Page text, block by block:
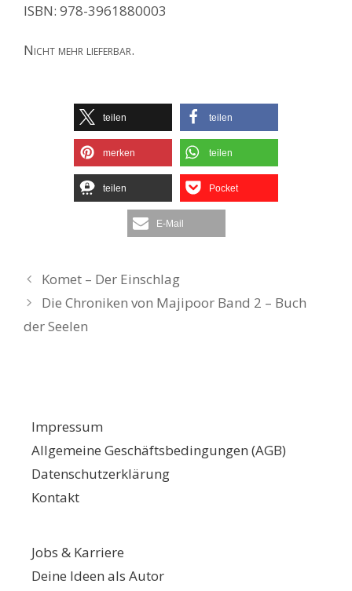
ISBN: 978-3961880003
Nicht mehr lieferbar.
teilen teilen
merken teilen
teilen Pocket
E-Mail
Komet – Der Einschlag
Die Chroniken von Majipoor Band 2 – Buch
der Seelen
Impressum
Allgemeine Geschäftsbedingungen (AGB)
Datenschutzerklärung
Kontakt
Jobs & Karriere
Deine Ideen als Autor